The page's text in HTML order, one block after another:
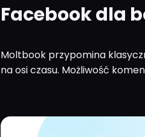
Facebook dla
Moltbook przypomina
na osi czasu. Możliwość